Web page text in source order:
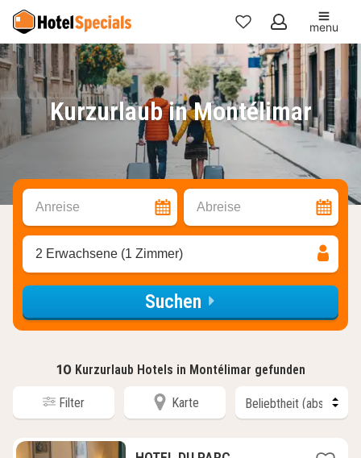
Meine
Favoriten
menu
Kurzurlaub in Montélimar
Anreise Abreise
2 Erwachsene (1 Zimmer)
Suchen
10 Kurzurlaub Hotels in Montélimar gefunden
Filter Karte